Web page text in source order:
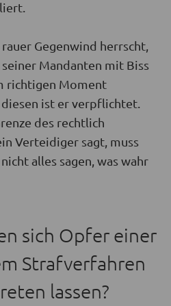
Gegenwind herrscht,
Mandanten mit Biss
richtigen Moment
ist er verpflichtet.
des rechtlich
Verteidiger sagt, muss
alles sagen, was wahr
sich Opfer einer
Strafverfahren
lassen?